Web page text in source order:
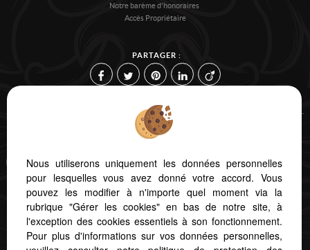
Notre barème d'honoraires
Accès Propriétaire
PARTAGER :
votre tablette ou votre smartphone, notre site s'adapte
automatiquement aux différents types d'écrans
Logiciel transaction
Création site internet
Référencement immobilier
Nous utiliserons uniquement les données personnelles
pour lesquelles vous avez donné votre accord. Vous
pouvez les modifier à n'importe quel moment via la
rubrique "Gérer les cookies" en bas de notre site, à
l'exception des cookies essentiels à son fonctionnement.
Pour plus d'informations sur vos données personnelles,